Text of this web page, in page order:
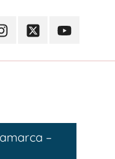
TwitterYoutube
–